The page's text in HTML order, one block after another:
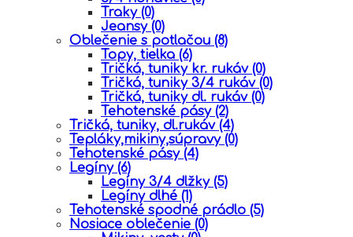
Traky (0)
Jeansy (0)
Oblečenie s potlačou (8)
Topy, tielka (6)
Tričká, tuniky kr. rukáv (0)
Tričká, tuniky 3/4 rukáv (0)
Tričká, tuniky dl. rukáv (0)
Tehotenské pásy (2)
Tričká, tuniky, dl.rukáv (4)
Tepláky,mikiny,súpravy (0)
Tehotenské pásy (4)
Legíny (6)
Legíny 3/4 dlžky (5)
Legíny dlhé (1)
Tehotenské spodné prádlo (5)
Nosiace oblečenie (0)